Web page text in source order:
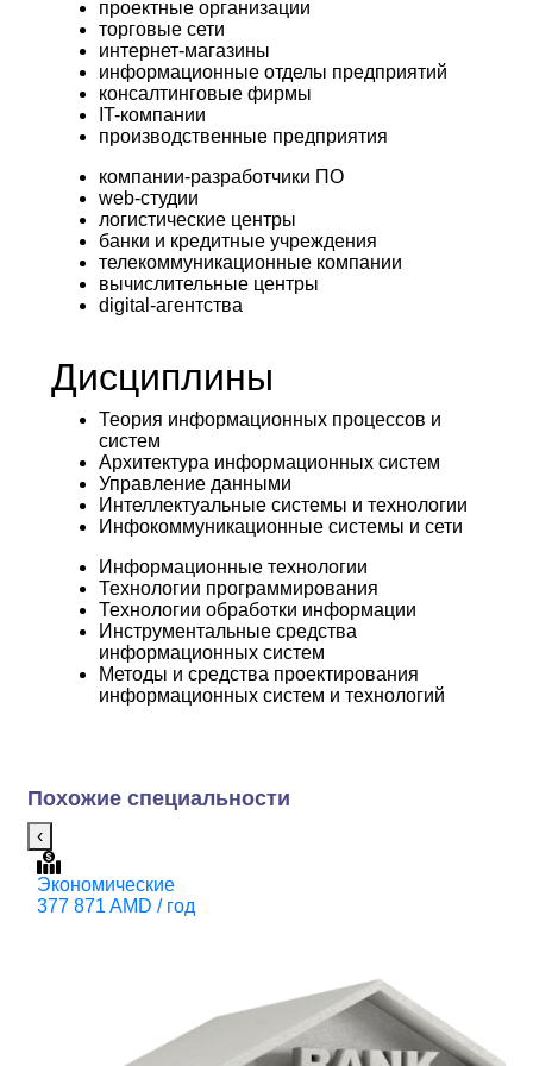
проектные организации
торговые сети
интернет-магазины
информационные отделы предприятий
консалтинговые фирмы
IT-компании
производственные предприятия
компании-разработчики ПО
web-студии
логистические центры
банки и кредитные учреждения
телекоммуникационные компании
вычислительные центры
digital-агентства
Дисциплины
Теория информационных процессов и
систем
Архитектура информационных систем
Управление данными
Интеллектуальные системы и технологии
Инфокоммуникационные системы и сети
Информационные технологии
Технологии программирования
Технологии обработки информации
Инструментальные средства
информационных систем
Методы и средства проектирования
информационных систем и технологий
Похожие специальности
‹
Экономические
377 871 AMD / год